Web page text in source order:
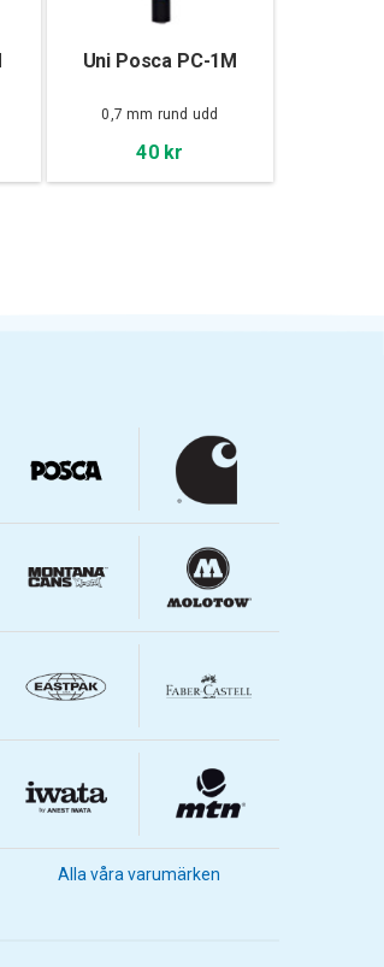
Uni Posca PC-1M
0,7 mm rund udd
40 kr
Alla våra varumärken